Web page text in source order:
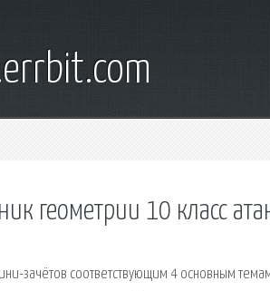
геометрии 10 класс
зачётов соответствующим 4 основным